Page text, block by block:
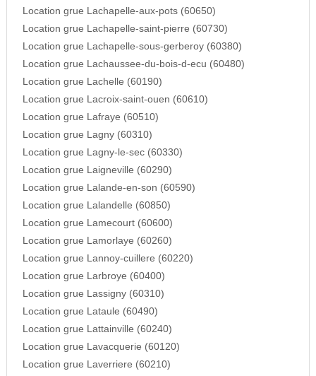
Location grue Lachapelle-aux-pots (60650)
Location grue Lachapelle-saint-pierre (60730)
Location grue Lachapelle-sous-gerberoy (60380)
Location grue Lachaussee-du-bois-d-ecu (60480)
Location grue Lachelle (60190)
Location grue Lacroix-saint-ouen (60610)
Location grue Lafraye (60510)
Location grue Lagny (60310)
Location grue Lagny-le-sec (60330)
Location grue Laigneville (60290)
Location grue Lalande-en-son (60590)
Location grue Lalandelle (60850)
Location grue Lamecourt (60600)
Location grue Lamorlaye (60260)
Location grue Lannoy-cuillere (60220)
Location grue Larbroye (60400)
Location grue Lassigny (60310)
Location grue Lataule (60490)
Location grue Lattainville (60240)
Location grue Lavacquerie (60120)
Location grue Laverriere (60210)